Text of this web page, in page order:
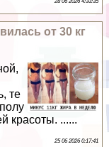
от 30 кг
те
красоты. ......
25 06 2026 0:17:41